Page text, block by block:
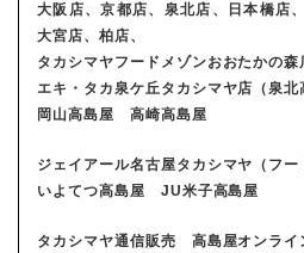
大阪店、京都店、泉北店、日本橋店
大宮店、柏店、
タカシマヤフードメゾンおおたかの森
エキ・タカ泉ケ丘タカシマヤ店（泉北
岡山高島屋 高崎高島屋
ジェイアール名古屋タカシマヤ（フー
いよてつ高島屋 JU米子高島屋
タカシマヤ通信販売 高島屋オンライ